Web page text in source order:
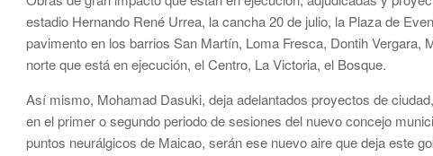
estadio Hernando René Urrea, la cancha 20 de julio, la Plaza de
pavimento en los barrios San Martín, Loma Fresca, Dontih
norte que está en ejecución, el Centro, La Victoria, el Bosque.
Así mismo, Mohamad Dasuki, deja adelantados proyectos de
en el primer o segundo periodo de sesiones del nuevo concejo
puntos neurálgicos de Maicao, serán ese nuevo aire que deja este